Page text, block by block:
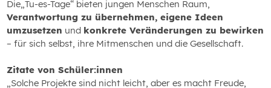
Die„Tu-es-Tage“ bieten jungen Menschen Raum,
Verantwortung zu übernehmen, eigene Ideen
umzusetzen und konkrete Veränderungen zu bewirken
– für sich selbst, ihre Mitmenschen und die Gesellschaft.
Zitate von Schüler:innen
„Solche Projekte sind nicht leicht, aber es macht Freude,